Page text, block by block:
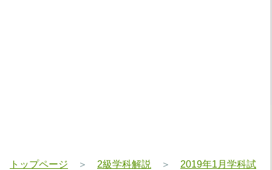
トップページ ＞ 2級学科解説 ＞ 2019年1月学科試